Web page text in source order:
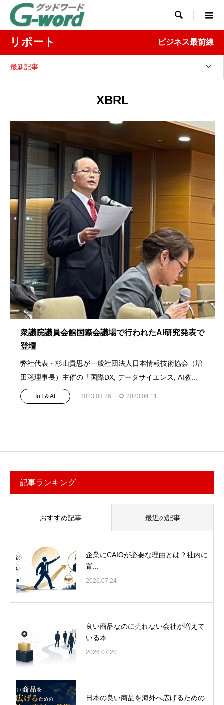

リポート ビジネス最前線
最新記事
XBRL
衆議院議員会館国際会議場で行われたAI研究発表で
登壇
弊社代表・杉山貴思が一般社団法人日本情報技術協会（増
田聡理事長）主催の「国際DX, データサイエンス, AI教...
IoT＆AI 2023.03.26 2023.04.11
記事ランキング
おすすめ記事 最近の記事
企業にCAIOが必要な理由とは？社内に
置...
2026.07.24
良い商品なのに売れない会社が増えて
いる本...
2026.07.20
日本の良い商品を海外へ広げるための